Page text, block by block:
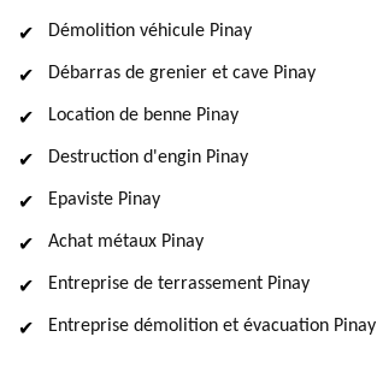
Démolition véhicule Pinay
Débarras de grenier et cave Pinay
Location de benne Pinay
Destruction d'engin Pinay
Epaviste Pinay
Achat métaux Pinay
Entreprise de terrassement Pinay
Entreprise démolition et évacuation Pinay